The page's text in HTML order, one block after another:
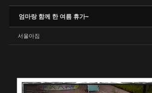
엄마랑 함께 한 여름 휴가~
서울아짐